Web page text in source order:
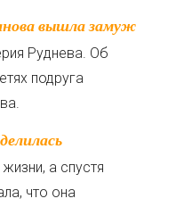
Руднева. Об
подруга
а спустя
что она